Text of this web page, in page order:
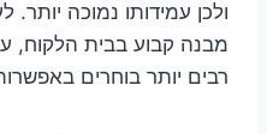
ולכן עמידותו נמוכה יותר.
מבנה קבוע בבית הלקוח,
רבים יותר בוחרים